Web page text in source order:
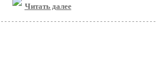
Читать далее